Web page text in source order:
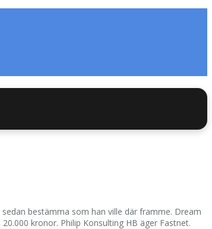
bestämma som han ville där framme. Dream
kronor. Philip Konsulting HB äger Fastnet.